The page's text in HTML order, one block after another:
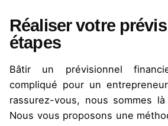
Réaliser votre
étapes
Bâtir un prévisionnel
compliqué pour un
rassurez-vous, nous sommes
Nous vous proposons une